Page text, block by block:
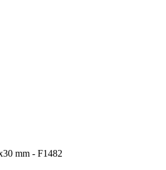
mm - F1482